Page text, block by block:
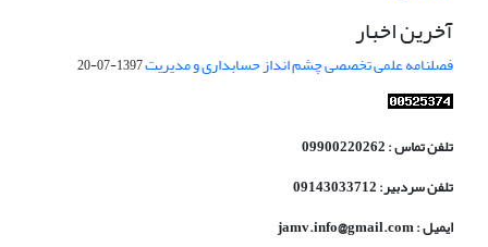
آخرین اخبار
فصلنامه علمی تخصصی چشم انداز حسابداری و مدیریت1397-07-20
تلفن تماس : 09900220262
تلفن سردبیر: 09143033712
ایمیل : jamv.info@gmail.com